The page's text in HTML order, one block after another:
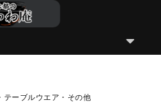
テーブルウエア・その他